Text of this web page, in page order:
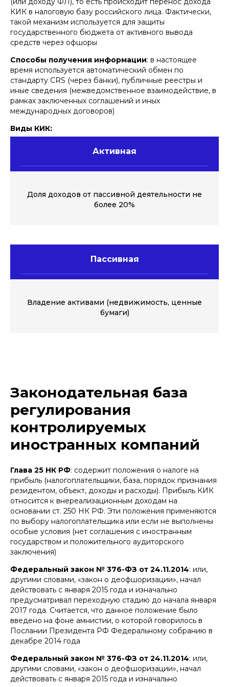
КИК в налоговую базу российского лица. Фактически,
такой механизм используется для защиты
государственного бюджета от активного вывода
средств через офшоры
Способы получения информации: в настоящее
время используется автоматический обмен по
стандарту CRS (через банки), публичные реестры и
иные сведения (межведомственное взаимодействие, в
рамках заключенных соглашений и иных
международных договоров)
Виды КИК:
Активная
Доля доходов от пассивной деятельности не
более 20%
Пассивная
Владение активами (недвижимость, ценные
бумаги)
Законодательная база
регулирования
контролируемых
иностранных компаний
Глава 25 НК РФ: содержит положения о налоге на
прибыль (налогоплательщики, база, порядок признания
резидентом, объект, доходы и расходы). Прибыль КИК
относится к внереализационным доходам на
основании ст. 250 НК РФ. Эти положения применяются
по выбору налогоплательщика или если не выполнены
особые условия (нет соглашения с иностранным
государством и положительного аудиторского
заключения)
Федеральный закон № 376-ФЗ от 24.11.2014: или,
другими словами, «закон о деофшоризации», начал
действовать с января 2015 года и изначально
предусматривал переходную стадию до начала января
2017 года. Считается, что данное положение было
введено на фоне амнистии, о которой говорилось в
Послании Президента РФ Федеральному собранию в
декабре 2014 года
Федеральный закон № 376-ФЗ от 24.11.2014: или,
другими словами, «закон о деофшоризации», начал
действовать с января 2015 года и изначально